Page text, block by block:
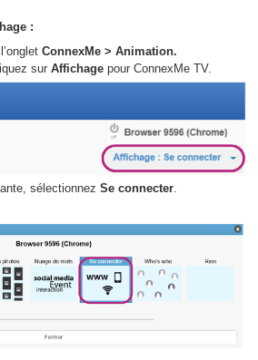
:
ConnexMe > Animation.
sur Affichage pour ConnexMe TV.
sélectionnez Se connecter.